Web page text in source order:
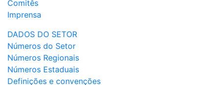
Comitês
Imprensa
DADOS DO SETOR
Números do Setor
Números Regionais
Números Estaduais
Definições e convenções